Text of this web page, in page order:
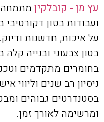
עץ מן - קובלקין מתמחה
ועבודות בטון
על איכות, חדשנות
בטון צבעוני ובנייה
בחומרים מתקדמים
ניסיון רב שנים וליווי
בסטנדרטים גבוהים
ומרשימה לאורך זמן.